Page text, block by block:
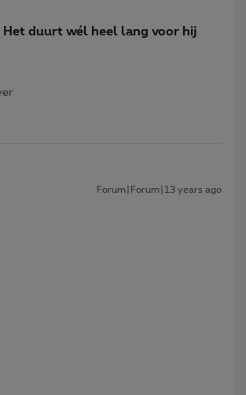
Het duurt wél heel lang voor hij
Forum|Forum|13 years ago